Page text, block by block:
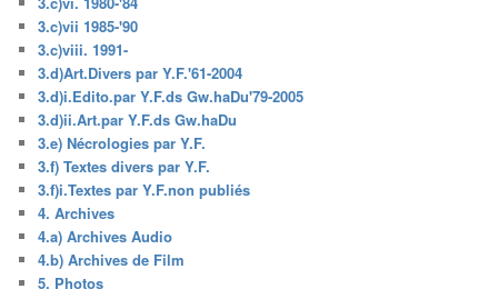
3.c)vii 1985-'90
3.c)viii. 1991-
3.d)Art.Divers par Y.F.'61-2004
3.d)i.Edito.par Y.F.ds Gw.haDu'79-2005
3.d)ii.Art.par Y.F.ds Gw.haDu
3.e) Nécrologies par Y.F.
3.f) Textes divers par Y.F.
3.f)i.Textes par Y.F.non publiés
4. Archives
4.a) Archives Audio
4.b) Archives de Film
5. Photos